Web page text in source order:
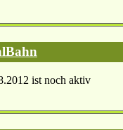
ist noch aktiv